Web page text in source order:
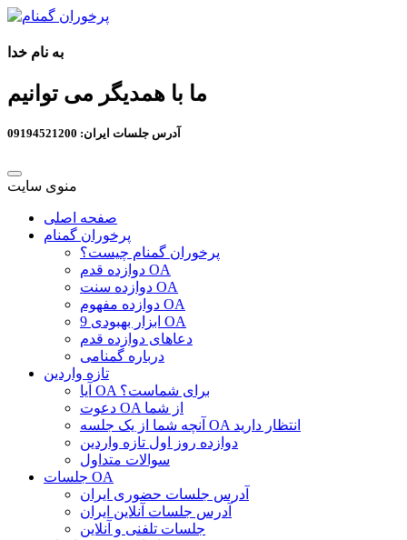
به نام خدا
ما با همدیگر می توانیم
آدرس جلسات ایران: 09194521200
منوی سایت
صفحه اصلی
پرخوران گمنام
پرخوران گمنام چیست؟
دوازده قدم OA
دوازده سنت OA
دوازده مفهوم OA
9 ابزار بهبودی OA
دعاهای دوازده قدم
درباره گمنامی
تازه واردین
آیا OA برای شماست؟
دعوت OA از شما
آنچه شما از یک جلسه OA انتظار دارید
دوازده روز اول تازه واردین
سوالات متداول
جلسات OA
آدرس جلسات حضوری ایران
آدرس جلسات آنلاین ایران
جلسات تلفنی و آنلاین